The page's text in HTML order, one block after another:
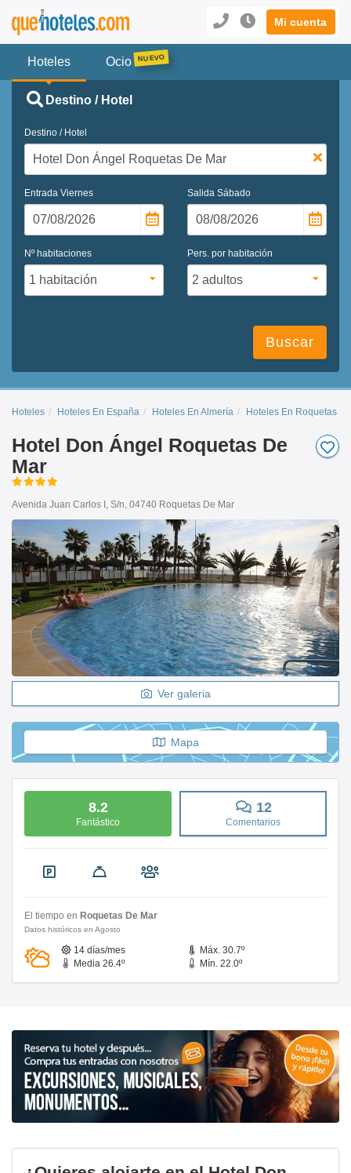
Mi cuenta
Hoteles Ocio
Destino / Hotel
Destino / Hotel
Entrada Viernes Salida Sábado
Nº habitaciones Pers. por habitación
Buscar
Hoteles Hoteles En España Hoteles En Almería Hoteles En Roquetas
Hotel Don Ángel Roquetas De
Mar
Avenida Juan Carlos I, S/n, 04740 Roquetas De Mar
Ver galeria
Mapa
8.2
Fantástico
12
Comentarios
El tiempo en Roquetas De Mar
Datos históricos en Agosto
14 días/mes
Máx. 30.7º
Media 26.4º
Mín. 22.0º